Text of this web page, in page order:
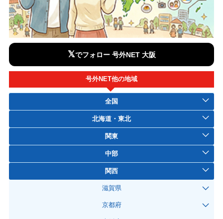
𝕏でフォロー 号外NET 大阪
号外NET他の地域
全国
北海道・東北
関東
中部
関西
滋賀県
京都府